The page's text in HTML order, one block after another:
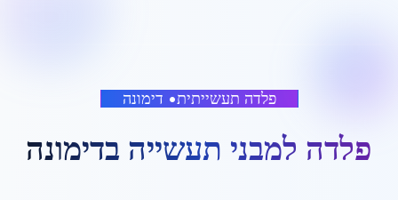
פלדה תעשייתית• דימונה
פלדה למבני תעשייה בדימונה